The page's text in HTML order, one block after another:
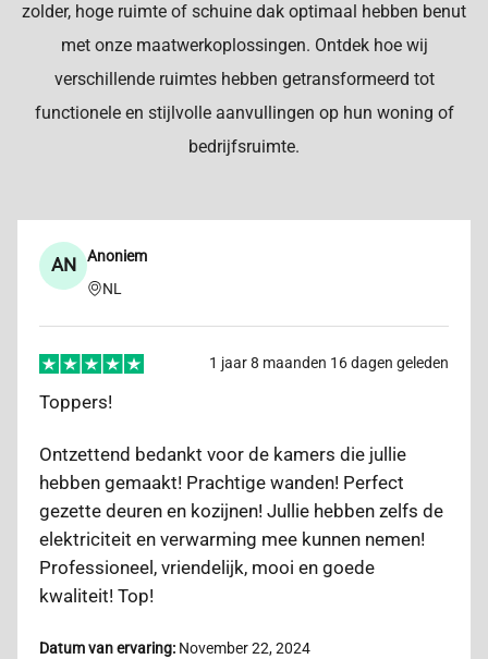
zolder, hoge ruimte of schuine dak optimaal hebben benut
met onze maatwerkoplossingen. Ontdek hoe wij
verschillende ruimtes hebben getransformeerd tot
functionele en stijlvolle aanvullingen op hun woning of
bedrijfsruimte.
EV
Erwin van Werkhoven
1 jaar 9 maanden 13 dagen geleden
Uitstekend werk afgeleverd
KDT Beheer kon op korte termijn het stucen van
onze plafonds regelen. Keurig professioneel werk
afgeleverd en zeer sympathieke mensen.
Reageren snel, laten alles netjes achter en komen
hun afspraken na. Wij vinden KDT Beheer een
echte aanrader!
Datum van ervaring:October 26, 2024